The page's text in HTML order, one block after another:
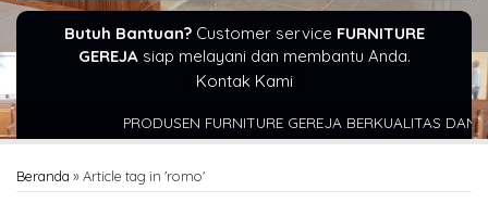
Butuh Bantuan?Customer service FURNITURE
GEREJAsiap melayani dan membantu Anda.
Kontak Kami
PRODUSEN FURNITURE GEREJA BERKUALITAS DAN
Beranda »Article tag in 'romo'